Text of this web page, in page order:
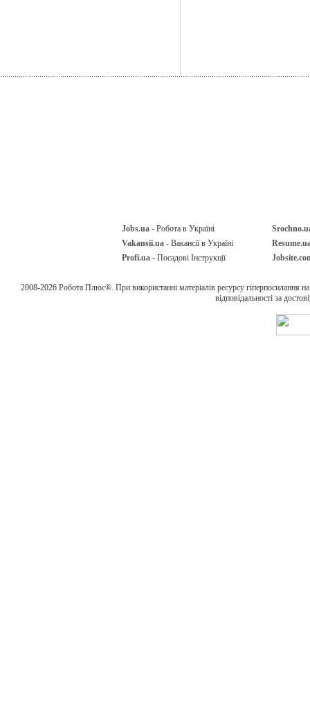
Jobs.ua - Робота в Україні
Vakansii.ua - Вакансії в Україні
Profi.ua - Посадові Інструкції
2008-2026 Робота Плюс®. При використанні матеріалів ресурсу гіперпосилання
відповідальності за